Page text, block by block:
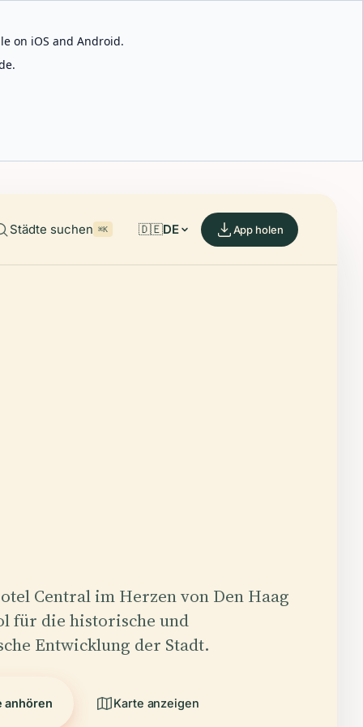
on iOS and Android.
Städte suchen ⌘K 🇩🇪DE App holen
Central im Herzen von Den Haag
für die historische und
Entwicklung der Stadt.
anhören Karte anzeigen